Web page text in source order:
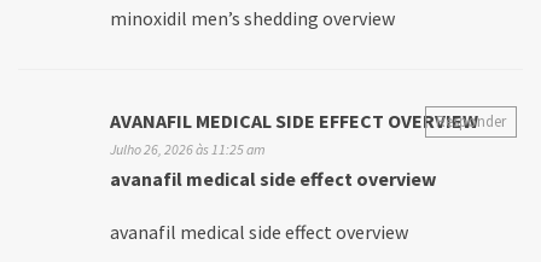
minoxidil men’s shedding overview
AVANAFIL MEDICAL SIDE EFFECT OVERVIEW
Julho 26, 2026 às 11:25 am
avanafil medical side effect overview
avanafil medical side effect overview
Responder